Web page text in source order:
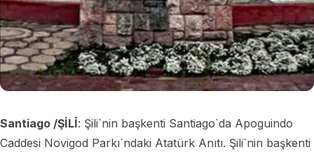
Santiago /ŞİLİ: Şili`nin başkenti Santiago`da Apoguindo
Caddesi Novigod Parkı`ndaki Atatürk Anıtı. Şili`nin başkenti